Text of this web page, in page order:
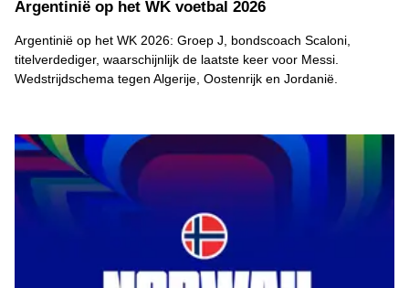
Argentinië op het WK voetbal 2026
Argentinië op het WK 2026: Groep J, bondscoach Scaloni,
titelverdediger, waarschijnlijk de laatste keer voor Messi.
Wedstrijdschema tegen Algerije, Oostenrijk en Jordanië.